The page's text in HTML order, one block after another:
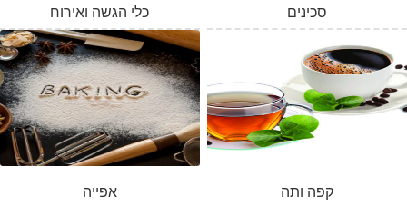
המלאי אזל
כלי הגשה ואירוח סכינים
אפייה קפה ותה